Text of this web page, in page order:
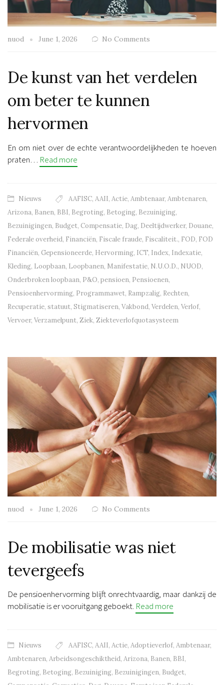
nuod June 1, 2026 No Comments
De kunst van het verdelen
om beter te kunnen
hervormen
En om niet over de echte verantwoordelijkheden te hoeven
praten… Read more
Nieuws AAFISC, AAII, Actie, Ambtenaar, Ambtenaren,
Arizona, Banen, BBI, Begroting, Betoging, Bezuiniging,
Bezuinigingen, Budget, Compensatie, Dag, Deeltijdwerker, Douane,
Federale overheid, Financiën, Fiscale fraude, Fiscaliteit., FOD, FOD
Financiën, Gepensioneerde, Hervorming, ICT, Index, Indexatie,
Kleding, Loopbaan, Loopbanen, Manifestatie, N.U.O.D., NUOD,
Onderbroken loopbaan, P&O, pensioen, Pensioenen,
Pensioenhervorming, Programmawet, Rampzalig, Rechten,
Recuperatie, statuut, Stigmatiseren, Vakbond, Verdelen, Verlof,
Vervoer, Verzamelpunt, Ziek, Ziekteverlofquotasysteem
nuod June 1, 2026 No Comments
De mobilisatie was niet
tevergeefs
De pensioenhervorming blijft onrechtvaardig, maar dankzij de
mobilisatie is er vooruitgang geboekt. Read more
Nieuws AAFISC, AAII, Actie, Adoptieverlof, Ambtenaar,
Ambtenaren, Arbeidsongeschiktheid, Arizona, Banen, BBI,
Begroting, Betoging, Bezuiniging, Bezuinigingen, Budget,